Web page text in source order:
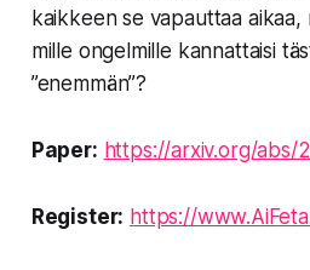
kaikkeen se vapauttaa aikaa,
mille ongelmille kannattaisi
”enemmän”?
Paper: https://arxiv.org/abs/
Register: https://